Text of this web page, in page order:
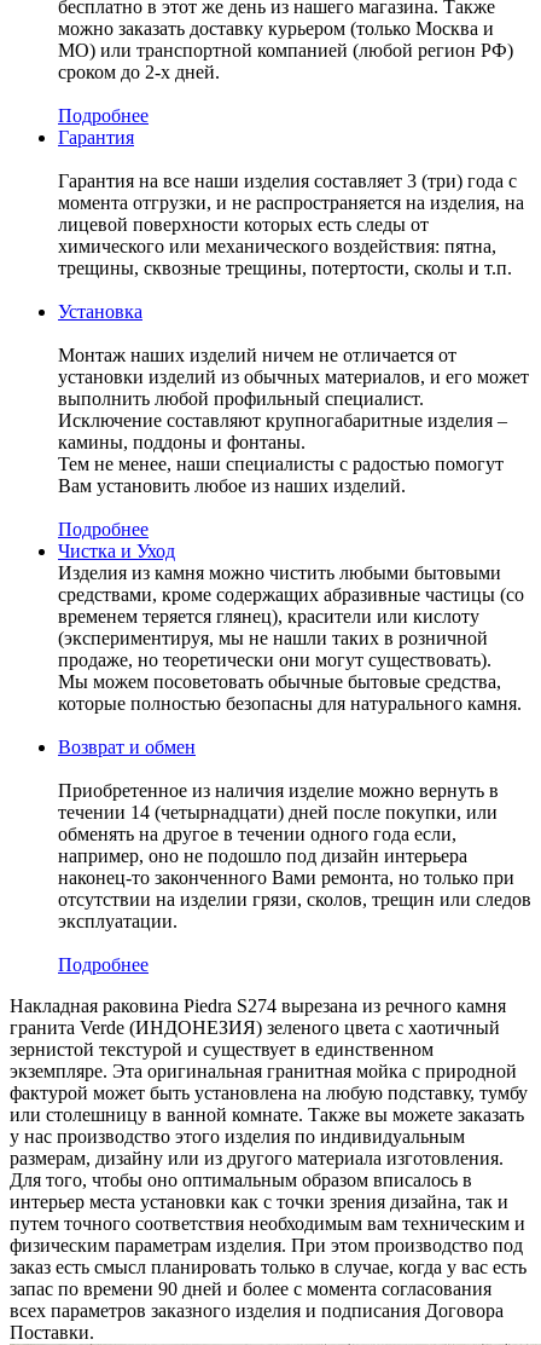
бесплатно в этот же день из нашего магазина. Также
можно заказать доставку курьером (только Москва и
МО) или транспортной компанией (любой регион РФ)
сроком до 2-х дней.
Подробнее
Гарантия
Гарантия на все наши изделия составляет 3 (три) года с
момента отгрузки, и не распространяется на изделия, на
лицевой поверхности которых есть следы от
химического или механического воздействия: пятна,
трещины, сквозные трещины, потертости, сколы и т.п.
Установка
Монтаж наших изделий ничем не отличается от
установки изделий из обычных материалов, и его может
выполнить любой профильный специалист.
Исключение составляют крупногабаритные изделия –
камины, поддоны и фонтаны.
Тем не менее, наши специалисты с радостью помогут
Вам установить любое из наших изделий.
Подробнее
Чистка и Уход
Изделия из камня можно чистить любыми бытовыми
средствами, кроме содержащих абразивные частицы (со
временем теряется глянец), красители или кислоту
(экспериментируя, мы не нашли таких в розничной
продаже, но теоретически они могут существовать).
Мы можем посоветовать обычные бытовые средства,
которые полностью безопасны для натурального камня.
Возврат и обмен
Приобретенное из наличия изделие можно вернуть в
течении 14 (четырнадцати) дней после покупки, или
обменять на другое в течении одного года если,
например, оно не подошло под дизайн интерьера
наконец-то законченного Вами ремонта, но только при
отсутствии на изделии грязи, сколов, трещин или следов
эксплуатации.
Подробнее
Накладная раковина Piedra S274 вырезана из речного камня
гранита Verde (ИНДОНЕЗИЯ) зеленого цвета c хаотичный
зернистой текстурой и существует в единственном
экземпляре. Эта оригинальная гранитная мойка с природной
фактурой может быть установлена на любую подставку, тумбу
или столешницу в ванной комнате. Также вы можете заказать
у нас производство этого изделия по индивидуальным
размерам, дизайну или из другого материала изготовления.
Для того, чтобы оно оптимальным образом вписалось в
интерьер места установки как с точки зрения дизайна, так и
путем точного соответствия необходимым вам техническим и
физическим параметрам изделия. При этом производство под
заказ есть смысл планировать только в случае, когда у вас есть
запас по времени 90 дней и более с момента согласования
всех параметров заказного изделия и подписания Договора
Поставки.